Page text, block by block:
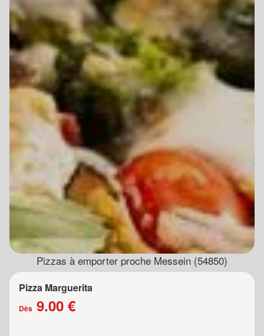
Pizzas à emporter proche Messein (54850)
Pizza Marguerita
Dès 9.00 €